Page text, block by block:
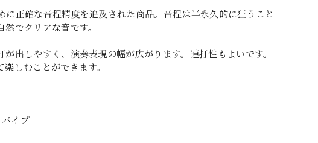
正確な音程精度を追及された商品。音程は半永久的に狂うこと
でクリアな音です。
出しやすく、演奏表現の幅が広がります。連打性もよいです。
しむことができます。
イプ